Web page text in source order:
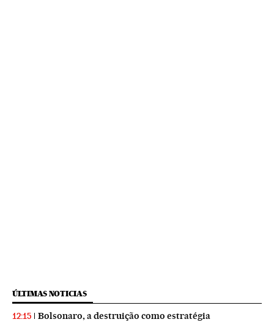
ÚLTIMAS NOTICIAS
12:15 Bolsonaro, a destruição como estratégia